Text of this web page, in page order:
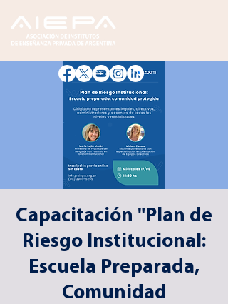
Capacitación "Plan de
Riesgo Institucional:
Escuela Preparada,
Comunidad